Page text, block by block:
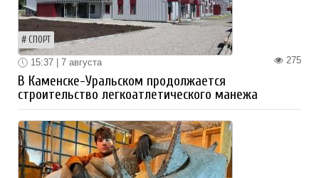
СПОРТ
275
15:37 | 7 августа
В Каменске-Уральском продолжается
строительство легкоатлетического манежа